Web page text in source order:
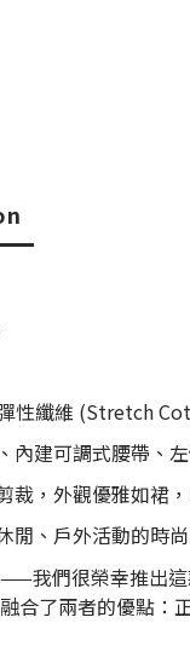
性纖維 (Stretch
內建可調式腰帶、
裁，外觀優雅如裙
閒、戶外活動的時
我們很榮幸推出
合了兩者的優點：